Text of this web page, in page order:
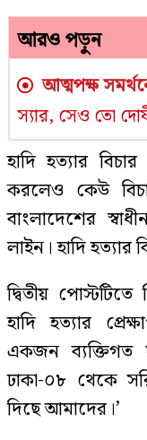
আরও পড়ুন
আত্মপক্ষ
স্যার, সেও তো
হাদি হত্যার
করলেও কেউ
বাংলাদেশের
লাইন। হাদি হত্যার
দ্বিতীয়
হাদি হত্যার
একজন ব্যক্তিগত
ঢাকা-০৮ থেকে
দিছে আমাদের।’